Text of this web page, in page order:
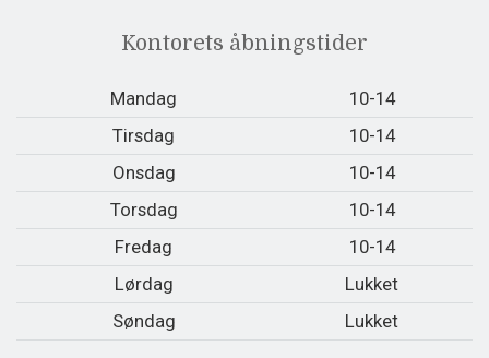
Kontorets åbningstider
Mandag
10-14
Tirsdag
10-14
Onsdag
10-14
Torsdag
10-14
Fredag
10-14
Lørdag
Lukket
Søndag
Lukket